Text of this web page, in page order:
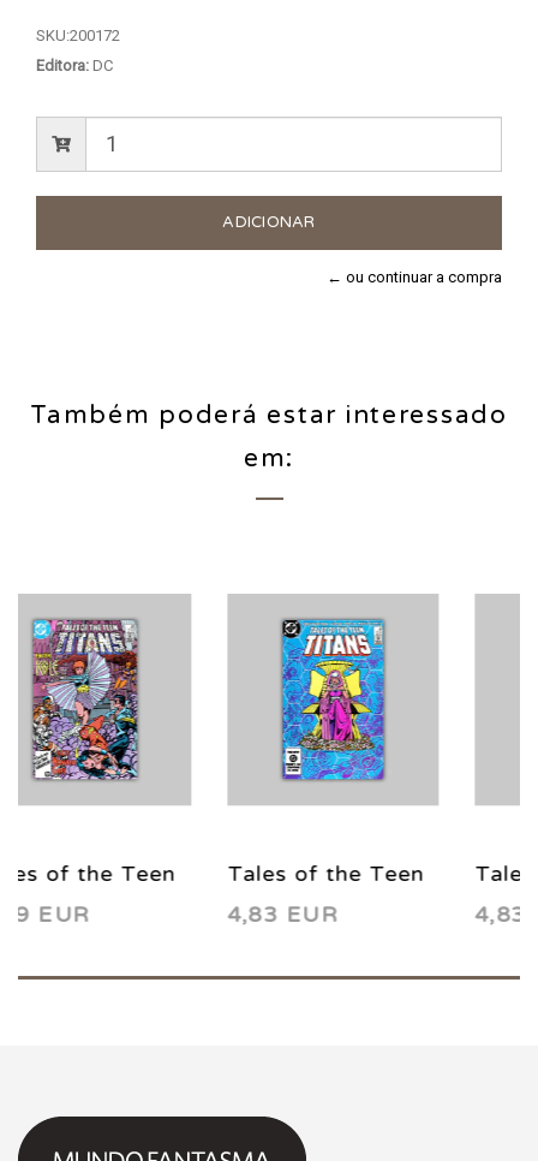
SKU:200172
Editora: DC
← ou continuar a compra
Também poderá estar interessado
em:
Teen
Tales of the Teen
Titans 61 1986
4,83 EUR
Tales of the
Titans 64
4,69 EUR